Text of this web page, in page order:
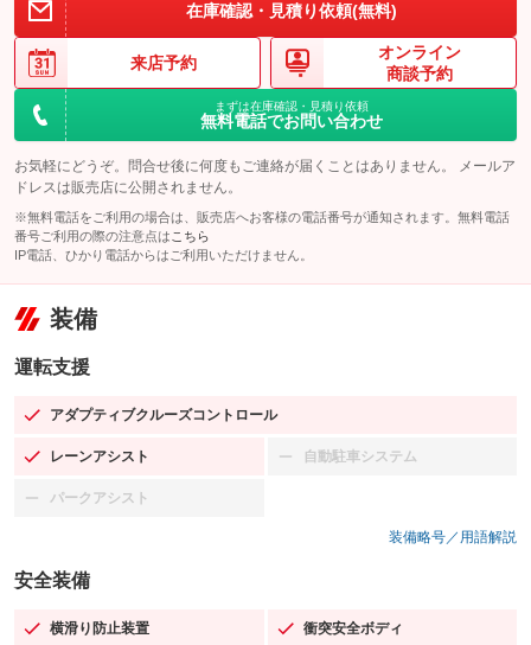
在庫確認・見積り依頼(無料)
来店予約
オンライン
商談予約
まずは在庫確認・見積り依頼
無料電話でお問い合わせ
お気軽にどうぞ。問合せ後に何度もご連絡が届くことはありません。 メールア
ドレスは販売店に公開されません。
※無料電話をご利用の場合は、販売店へお客様の電話番号が通知されます。無料電話
番号ご利用の際の注意点は こちら
IP電話、ひかり電話からはご利用いただけません。
装備
運転支援
アダプティブクルーズコントロール
：装備あり
レーンアシスト
：装備あり 自動駐車システム
：装備なし
パークアシスト
：装備なし
装備略号／用語解説
安全装備
横滑り防止装置
：装備あり 衝突安全ボディ
：装備あり